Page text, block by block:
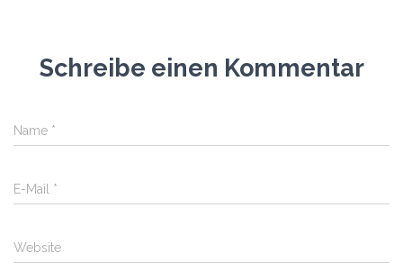
Schreibe einen Kommentar
Name *
E-Mail *
Website